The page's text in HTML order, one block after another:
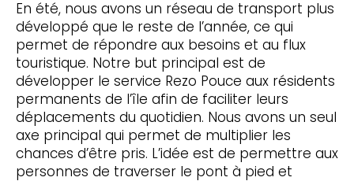
En été, nous avons un réseau de transport plus
développé que le reste de l’année, ce qui
permet de répondre aux besoins et au flux
touristique. Notre but principal est de
développer le service Rezo Pouce aux résidents
permanents de l’île afin de faciliter leurs
déplacements du quotidien. Nous avons un seul
axe principal qui permet de multiplier les
chances d’être pris. L’idée est de permettre aux
personnes de traverser le pont à pied et